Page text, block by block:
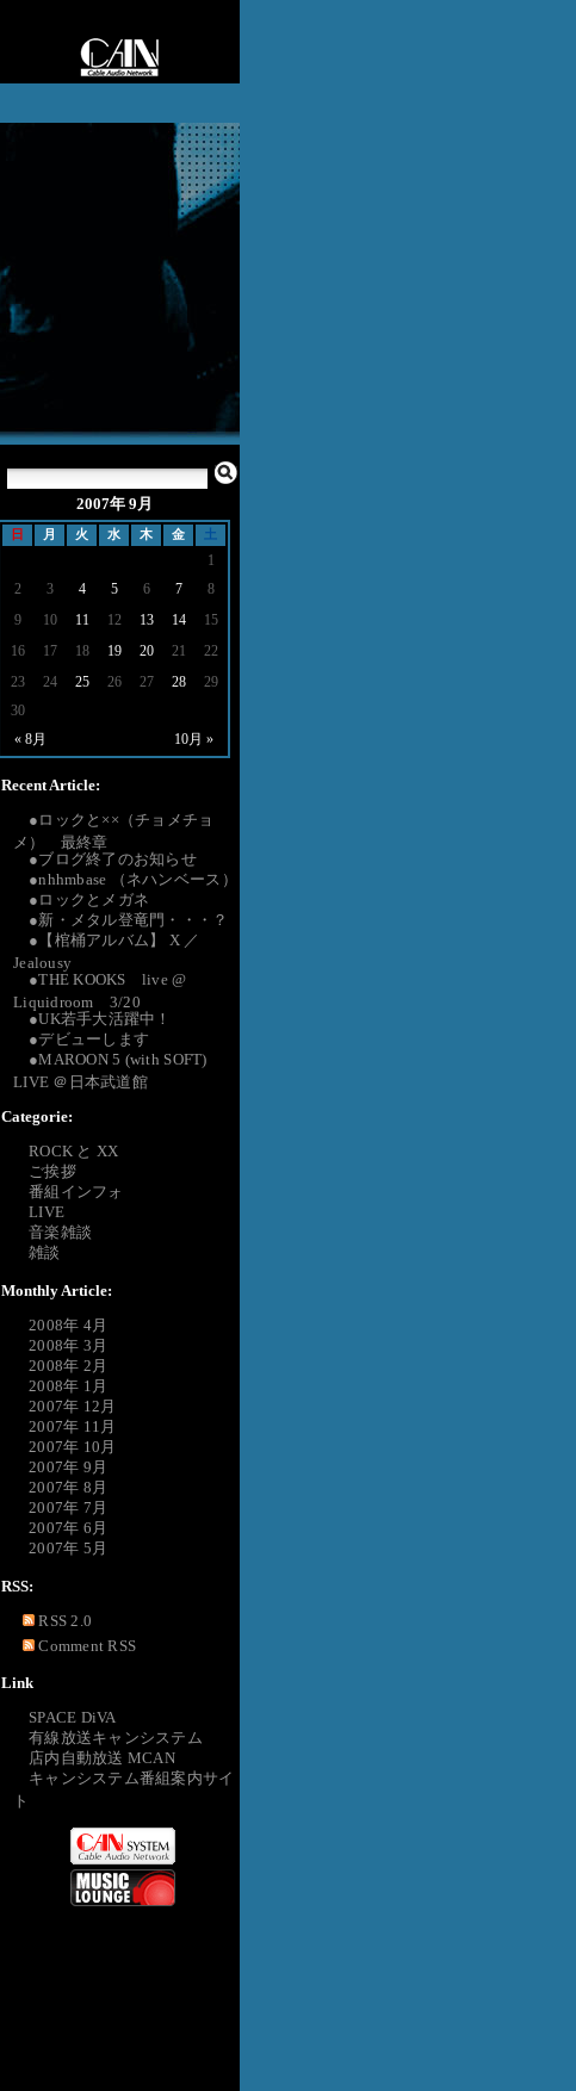
2007年 9月
日 月 火 水 木 金 土
« 8月 10月 »
1
2
3 4 5 6 7
8
9
10 11 12 13 14
15
16
17 18 19 20 21
22
23
24 25 26 27 28
29
30
Recent Article:
●ロックと××（チョメチョ
メ） 最終章
●ブログ終了のお知らせ
●nhhmbase （ネハンベース）
●ロックとメガネ
●新・メタル登竜門・・・？
●【棺桶アルバム】 X ／
Jealousy
●THE KOOKS live @
Liquidroom 3/20
●UK若手大活躍中！
●デビューします
●MAROON 5 (with SOFT)
LIVE ＠日本武道館
Categorie:
ROCK と XX
ご挨拶
番組インフォ
LIVE
音楽雑談
雑談
Monthly Article:
2008年 4月
2008年 3月
2008年 2月
2008年 1月
2007年 12月
2007年 11月
2007年 10月
2007年 9月
2007年 8月
2007年 7月
2007年 6月
2007年 5月
RSS:
RSS 2.0
Comment RSS
Link
SPACE DiVA
有線放送キャンシステム
店内自動放送 MCAN
キャンシステム番組案内サイ
ト